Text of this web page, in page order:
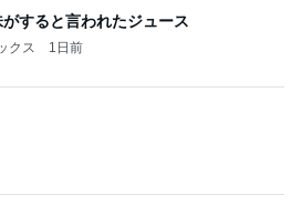
瑶子さま 懇意の高級カーディーラー
トにご出席…宮内庁が懸念する“熱心
＆Awakening✿